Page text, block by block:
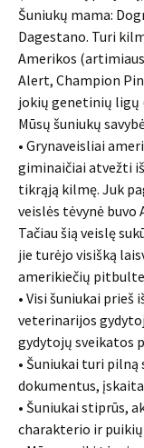
Šuniukų mama:
Dagestano. Turi
Amerikos
Alert, Champion
jokių genetinių
Mūsų šuniukų
• Grynaveisliai
giminaičiai atvežti
tikrąją kilmę. Juk
veislės tėvynė buvo
Tačiau šią veislę
jie turėjo visišką
amerikiečių
• Visi šuniukai prieš
veterinarijos
gydytojų sveikatos
• Šuniukai turi
dokumentus,
• Šuniukai stiprūs,
charakterio ir